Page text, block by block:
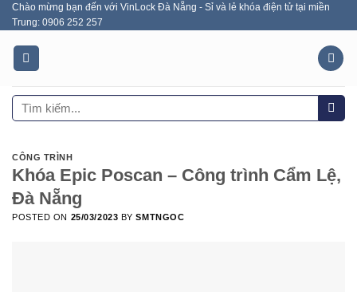
Skip
to
content
Chào mừng bạn đến với VinLock Đà Nẵng - Sỉ và lẻ khóa điện tử tại miền
Trung: 0906 252 257
Tìm
kiếm:
CÔNG TRÌNH
Khóa Epic Poscan – Công trình Cẩm Lệ,
Đà Nẵng
POSTED ON 25/03/2023 BYSMTNGOC